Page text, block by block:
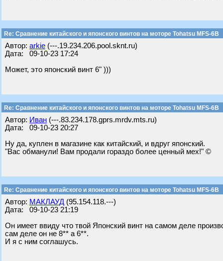
Re: Сравнение китайского и японского винтов на моторе Tohatsu MFS-6B
Автор: arkie (---.19.234.206.pool.sknt.ru)
Дата: 09-10-23 17:24
Может, это японский винт 6" )))
Re: Сравнение китайского и японского винтов на моторе Tohatsu MFS-6B
Автор: Иван (---.83.234.178.gprs.mrdv.mts.ru)
Дата: 09-10-23 20:27
Ну да, куплен в магазине как китайский, и вдруг японский.
"Вас обманули! Вам продали гораздо более ценный мех!" ©
Re: Сравнение китайского и японского винтов на моторе Tohatsu MFS-6B
Автор: МАКЛАУД (95.154.118.---)
Дата: 09-10-23 21:19
Он имеет ввиду что твой Японский винт на самом деле
сам деле он не 8** а 6**.
И я с ним соглашусь.